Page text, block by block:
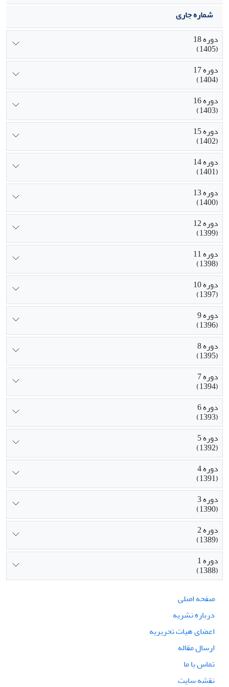
شماره جاری
دوره 18
(1405)
دوره 17
(1404)
دوره 16
(1403)
دوره 15
(1402)
دوره 14
(1401)
دوره 13
(1400)
دوره 12
(1399)
دوره 11
(1398)
دوره 10
(1397)
دوره 9
(1396)
دوره 8
(1395)
دوره 7
(1394)
دوره 6
(1393)
دوره 5
(1392)
دوره 4
(1391)
دوره 3
(1390)
دوره 2
(1389)
دوره 1
(1388)
صفحه اصلی
درباره نشریه
اعضای هیات تحریریه
ارسال مقاله
تماس با ما
نقشه سایت